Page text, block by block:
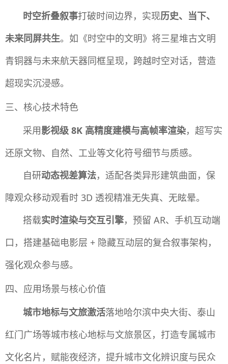
时空折叠叙事打破时间边界，实现历史、当下、
未来同屏共生。如《时空中的文明》将三星堆古文明
青铜器与未来航天器同框呈现，跨越时空对话，营造
超现实沉浸感。
三、核心技术特色
采用影视级 8K 高精度建模与高帧率渲染，超写实
还原文物、自然、工业等文化符号细节与质感。
自研动态视差算法，适配各类异形建筑曲面，保
障观众移动观看时 3D 透视精准无失真、无眩晕。
搭载实时渲染与交互引擎，预留 AR、手机互动端
口，搭建基础电影层 + 隐藏互动层的复合叙事架构，
强化观众参与感。
四、应用场景与核心价值
城市地标与文旅激活落地哈尔滨中央大街、泰山
红门广场等城市核心地标与文旅景区，打造专属城市
文化名片，赋能夜经济，提升城市文化辨识度与民众